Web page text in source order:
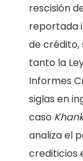
rescisión
reportada
de crédito,
tanto la
Informes
siglas en
caso
analiza el
crediticios